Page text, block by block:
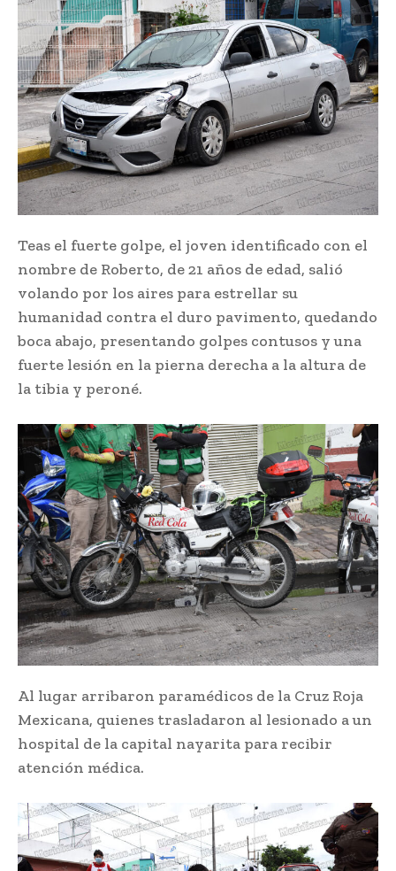
Teas el fuerte golpe, el joven identificado con el
nombre de Roberto, de 21 años de edad, salió
volando por los aires para estrellar su
humanidad contra el duro pavimento, quedando
boca abajo, presentando golpes contusos y una
fuerte lesión en la pierna derecha a la altura de
la tibia y peroné.
Al lugar arribaron paramédicos de la Cruz Roja
Mexicana, quienes trasladaron al lesionado a un
hospital de la capital nayarita para recibir
atención médica.